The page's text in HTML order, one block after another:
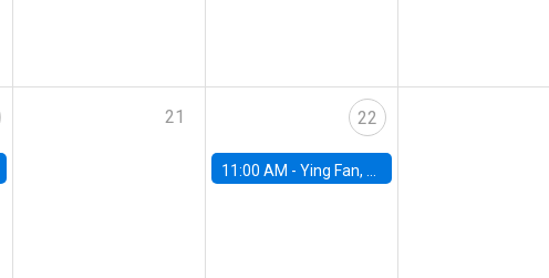
21 22
11:00 AM -Ying Fan, University of Michigan